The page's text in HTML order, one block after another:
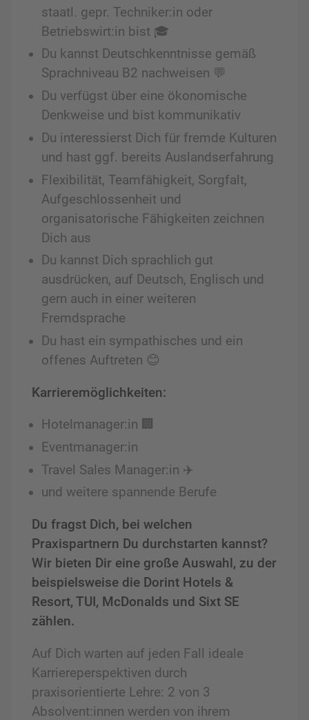
staatl. gepr. Techniker:in oder
Betriebswirt:in bist 🎓
Du kannst Deutschkenntnisse gemäß
Sprachniveau B2 nachweisen 💬
Du verfügst über eine ökonomische
Denkweise und bist kommunikativ
Du interessierst Dich für fremde Kulturen
und hast ggf. bereits Auslandserfahrung
Flexibilität, Teamfähigkeit, Sorgfalt,
Aufgeschlossenheit und
organisatorische Fähigkeiten zeichnen
Dich aus
Du kannst Dich sprachlich gut
ausdrücken, auf Deutsch, Englisch und
gern auch in einer weiteren
Fremdsprache
Du hast ein sympathisches und ein
offenes Auftreten 😊
Karrieremöglichkeiten:
Hotelmanager:in 🏢
Eventmanager:in
Travel Sales Manager:in ✈️
und weitere spannende Berufe
Du fragst Dich, bei welchen
Praxispartnern Du durchstarten kannst?
Wir bieten Dir eine große Auswahl, zu der
beispielsweise die Dorint Hotels &
Resort, TUI, McDonalds und Sixt SE
zählen.
Auf Dich warten auf jeden Fall ideale
Karriereperspektiven durch
praxisorientierte Lehre: 2 von 3
Absolvent:innen werden von ihrem